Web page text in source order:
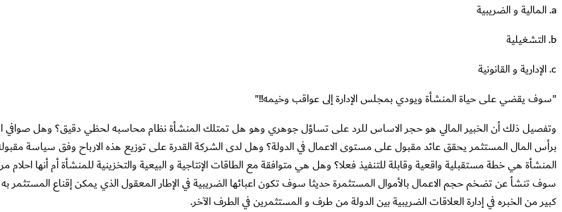
a. المالية و الضريبية
b. التشغيلية
c. الإدارية و القانونية
"سوف يقضي على حياة المنشأة ويودي بمجلس الإدارة إلى عواقب وخيمه!!"
وتفصيل ذلك أن الخبير المالي هو حجر الاساس للرد على تساؤل جوهري وهو هل تمتلك المنشأة نظام محاسبه لحظي دقيق؟ وهل صوافي
برأس المال المستثمر يحقق عائد مقبول على مستوى الاعمال في الدولة؟ وهل لدى الشركة القدرة على توزيع هذه الارباح وفق سياسة
المنشأة هي خطة مستقبلية واقعية وقابلة للتنفيذ فعلا؟ وهل هي متوافقة مع الطاقات الإنتاجية و البيعية والتخزينية للمنشأة أم أنها
سوف تنشأ عن تضخم حجم الاعمال بالأموال المستثمرة حديثا سوف تكون اعبائها الضريبية في الإطار المعقول الذي يمكن إقناع المستثمر
كبير من الخبره في إدارة العلاقات الضريبية بين الدولة من طرف و المستثمرين في الطرف الآخر.